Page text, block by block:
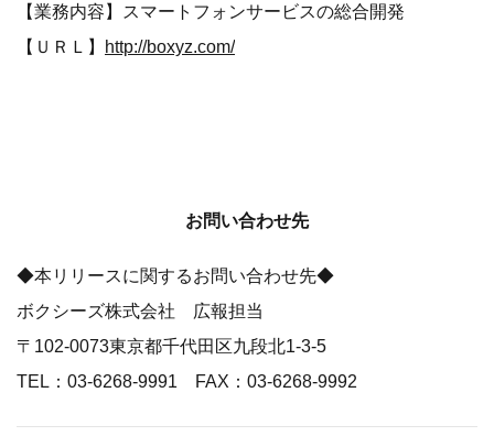
【業務内容】スマートフォンサービスの総合開発
【ＵＲＬ】 http://boxyz.com/
お問い合わせ先
◆本リリースに関するお問い合わせ先◆
ボクシーズ株式会社 広報担当
〒102-0073東京都千代田区九段北1-3-5
TEL：03-6268-9991 FAX：03-6268-9992